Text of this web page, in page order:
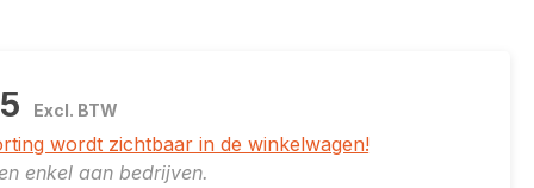
Excl. BTW
wordt zichtbaar in de winkelwagen!
enkel aan bedrijven.